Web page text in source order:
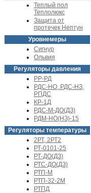
Теплый пол
Теплолюкс
Защита от
протечек Нептун
Уровнемеры
Сигнур
Ольвия
Регуляторы давления
РР-РД
РДС-НО, РДС-НЗ,
РПДС
КР-1Д
РДС-М-ДО(ДЗ)
РДМ-НО(НЗ)-15
Регуляторы температуры
2РТ, 2РТ2
РТ-0101-25
РТ-ДО(ДЗ)
РТС-ДО(ДЗ)
РТП-М
РТП-32-2М
РТПД